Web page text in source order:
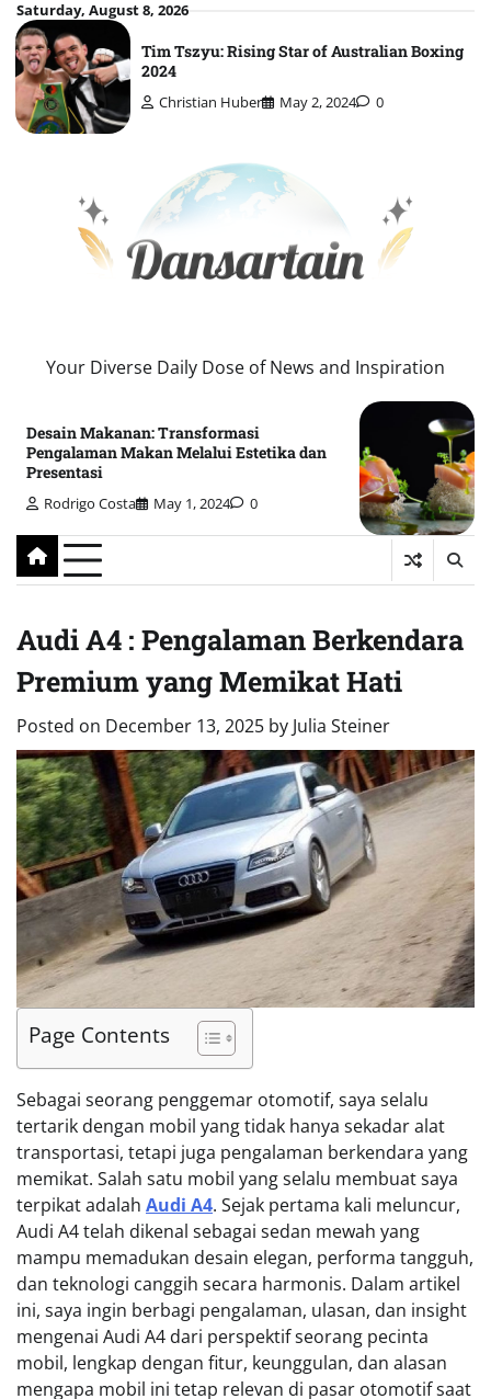
Skip
to
content
Saturday, August 8, 2026
Tim Tszyu: Rising Star of Australian Boxing
2024
Christian Huber May 2, 2024 0
Your Diverse Daily Dose of News and Inspiration
Desain Makanan: Transformasi
Pengalaman Makan Melalui Estetika dan
Presentasi
Rodrigo Costa May 1, 2024 0
Audi A4 : Pengalaman Berkendara
Premium yang Memikat Hati
Posted on December 13, 2025 by Julia Steiner
Page Contents
Sebagai seorang penggemar otomotif, saya selalu
tertarik dengan mobil yang tidak hanya sekadar alat
transportasi, tetapi juga pengalaman berkendara yang
memikat. Salah satu mobil yang selalu membuat saya
terpikat adalah Audi A4. Sejak pertama kali meluncur,
Audi A4 telah dikenal sebagai sedan mewah yang
mampu memadukan desain elegan, performa tangguh,
dan teknologi canggih secara harmonis. Dalam artikel
ini, saya ingin berbagi pengalaman, ulasan, dan insight
mengenai Audi A4 dari perspektif seorang pecinta
mobil, lengkap dengan fitur, keunggulan, dan alasan
mengapa mobil ini tetap relevan di pasar otomotif saat